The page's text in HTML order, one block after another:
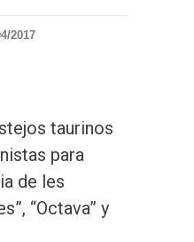
2017
taurinos
para
de les
“Octava” y